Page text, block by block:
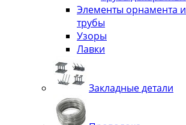
Элементы орнамента
трубы
Узоры
Лавки
Закладные детали